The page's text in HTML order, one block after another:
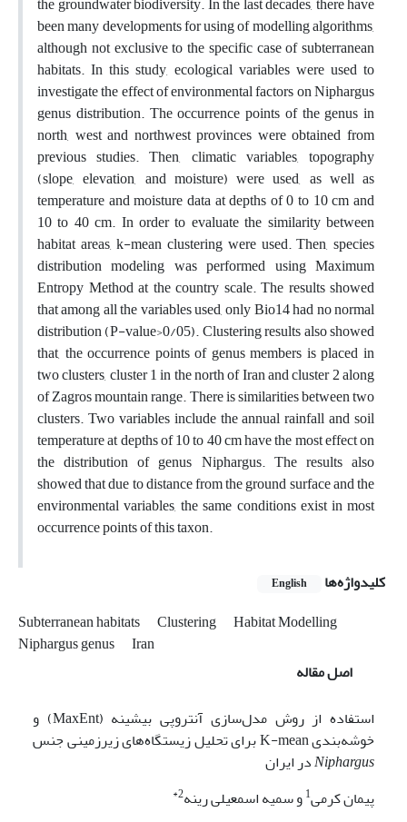
been many developments for using of modelling algorithms,
although not exclusive to the specific case of subterranean
habitats. In this study, ecological variables were used to
investigate the effect of environmental factors on Niphargus
genus distribution. The occurrence points of the genus in
north, west and northwest provinces were obtained from
previous studies. Then, climatic variables, topography
(slope, elevation, and moisture) were used, as well as
temperature and moisture data at depths of 0 to 10 cm and
10 to 40 cm. In order to evaluate the similarity between
habitat areas, k-mean clustering were used. Then, species
distribution modeling was performed using Maximum
Entropy Method at the country scale. The results showed
that among all the variables used, only Bio14 had no normal
distribution (P-value>0/05). Clustering results also showed
that, the occurrence points of genus members is placed in
two clusters, cluster 1 in the north of Iran and cluster 2 along
of Zagros mountain range. There is similarities between two
clusters. Two variables include the annual rainfall and soil
temperature at depths of 10 to 40 cm have the most effect on
the distribution of genus Niphargus. The results also
showed that due to distance from the ground surface and the
environmental variables, the same conditions exist in most
occurrence points of this taxon.
کلیدواژه‌ها
English
Subterranean habitats Clustering
Habitat Modelling
Niphargus genus
Iran
اصل مقاله
استفاده از روش مدل‌سازی آنتروپی بیشینه (MaxEnt) و
خوشه‌بندی K-mean برای تحلیل زیستگاه‌های زیرزمینی جنس
Niphargusدر ایران
پیمان کرمی1و سمیه اسمعیلی رینه2*